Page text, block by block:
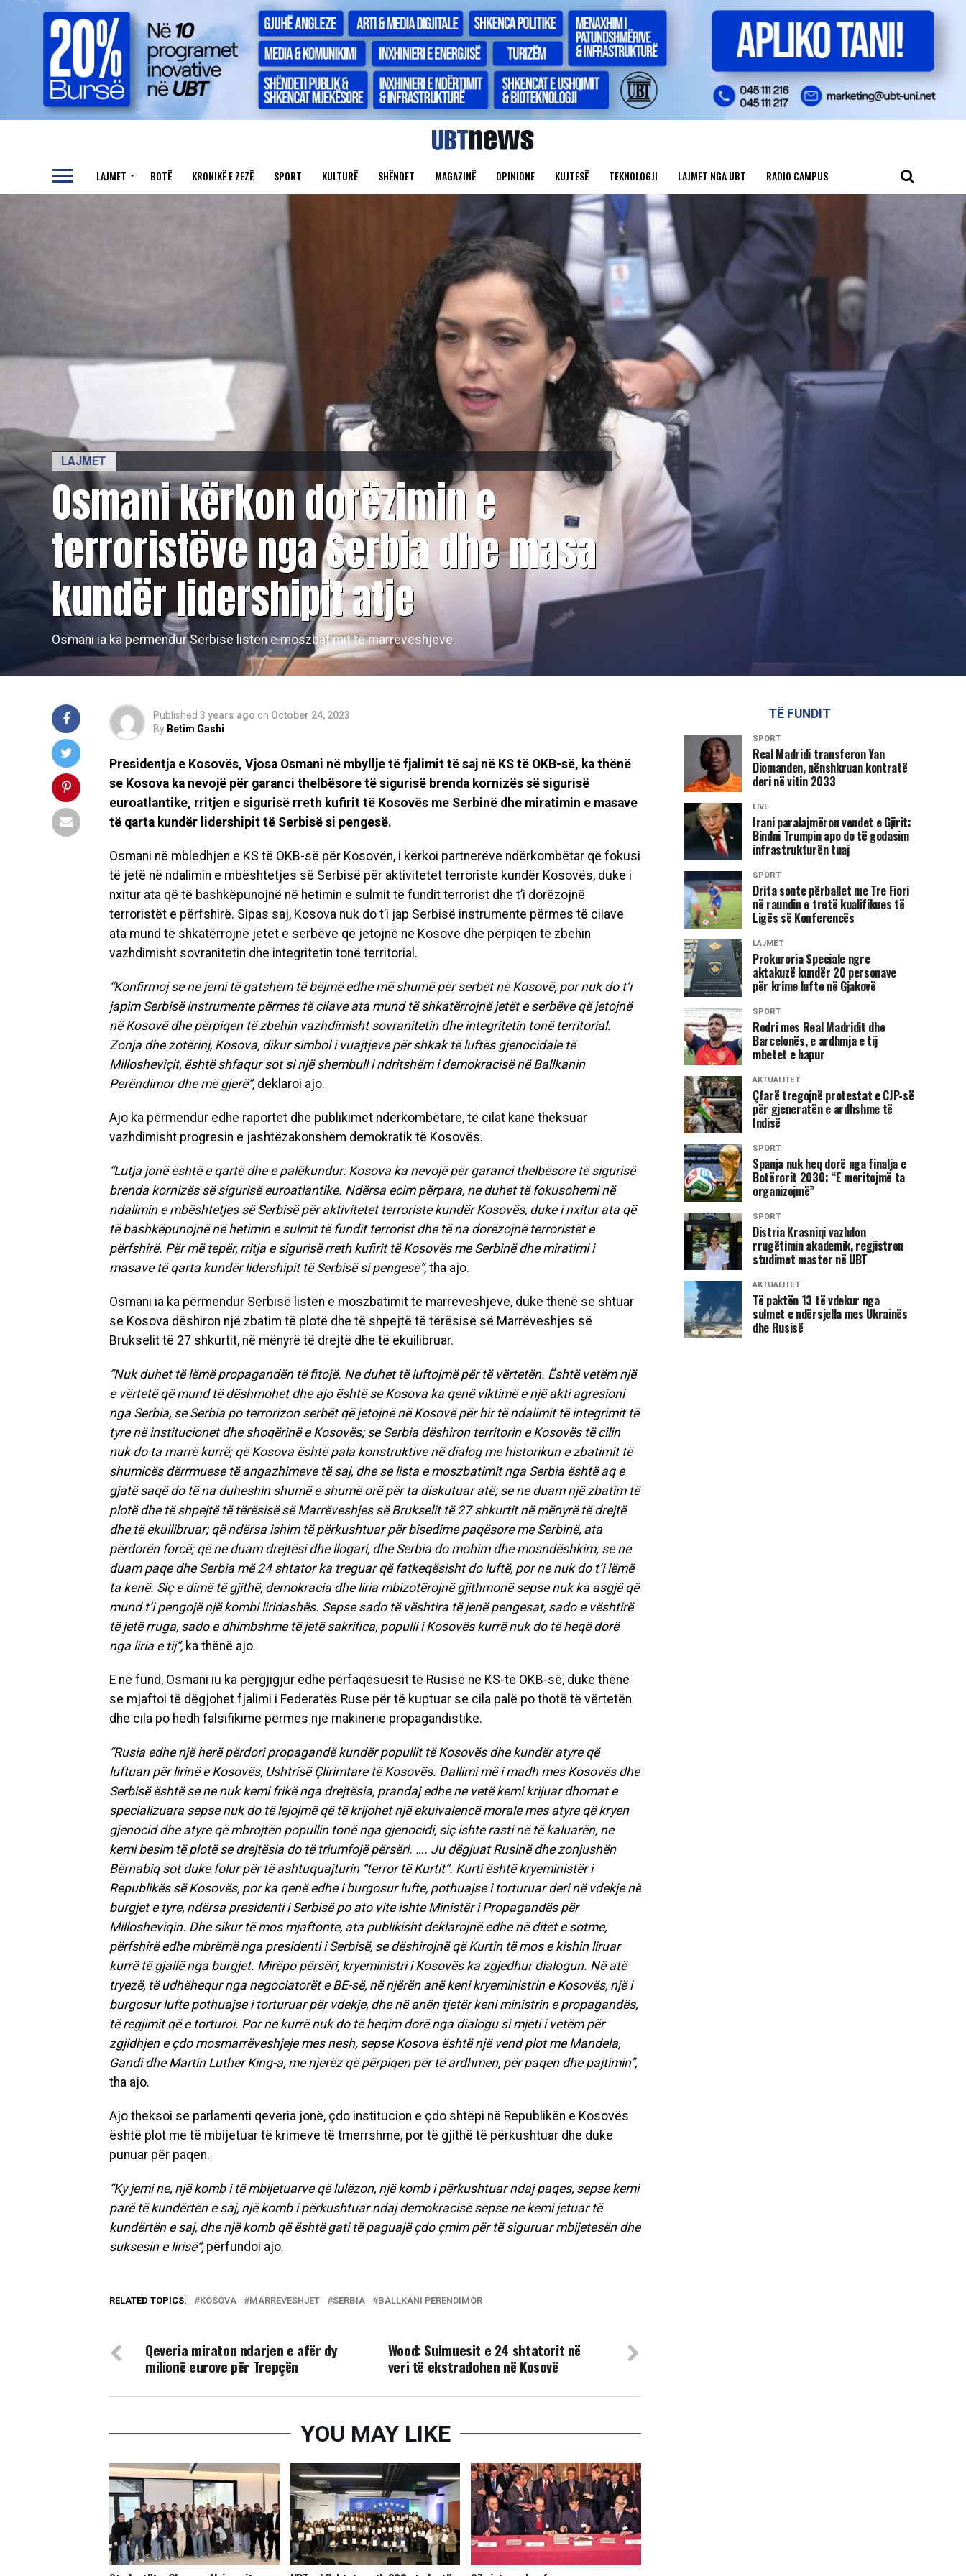
LAJMET BOTË KRONIKË E ZEZË SPORT KULTURË SHËNDET MAGAZINË OPINIONE KUJTESË TEKNOLOGJI LAJMET NGA UBT RADIO CAMPUS
LAJMET
​Osmani kërkon dorëzimin e
terroristëve nga Serbia dhe masa
kundër lidershipit atje
Osmani ia ka përmendur Serbisë listën e moszbatimit të marrëveshjeve.
Published 3 years ago on October 24, 2023
By Betim Gashi
Presidentja e Kosovës, Vjosa Osmani në mbyllje të fjalimit të saj në KS të OKB-së, ka thënë
se Kosova ka nevojë për garanci thelbësore të sigurisë brenda kornizës së sigurisë
euroatlantike, rritjen e sigurisë rreth kufirit të Kosovës me Serbinë dhe miratimin e masave
të qarta kundër lidershipit të Serbisë si pengesë.
Osmani në mbledhjen e KS të OKB-së për Kosovën, i kërkoi partnerëve ndërkombëtar që fokusi
të jetë në ndalimin e mbështetjes së Serbisë për aktivitetet terroriste kundër Kosovës, duke i
nxitur ata që të bashkëpunojnë në hetimin e sulmit të fundit terrorist dhe t’i dorëzojnë
terroristët e përfshirë. Sipas saj, Kosova nuk do t’i jap Serbisë instrumente përmes të cilave
ata mund të shkatërrojnë jetët e serbëve që jetojnë në Kosovë dhe përpiqen të zbehin
vazhdimisht sovranitetin dhe integritetin tonë territorial.
“Konfirmoj se ne jemi të gatshëm të bëjmë edhe më shumë për serbët në Kosovë, por nuk do t’i
japim Serbisë instrumente përmes të cilave ata mund të shkatërrojnë jetët e serbëve që jetojnë
në Kosovë dhe përpiqen të zbehin vazhdimisht sovranitetin dhe integritetin tonë territorial.
Zonja dhe zotërinj, Kosova, dikur simbol i vuajtjeve për shkak të luftës gjenocidale të
Millosheviçit, është shfaqur sot si një shembull i ndritshëm i demokracisë në Ballkanin
Perëndimor dhe më gjerë”, deklaroi ajo.
Ajo ka përmendur edhe raportet dhe publikimet ndërkombëtare, të cilat kanë theksuar
vazhdimisht progresin e jashtëzakonshëm demokratik të Kosovës.
“Lutja jonë është e qartë dhe e palëkundur: Kosova ka nevojë për garanci thelbësore të sigurisë
brenda kornizës së sigurisë euroatlantike. Ndërsa ecim përpara, ne duhet të fokusohemi në
ndalimin e mbështetjes së Serbisë për aktivitetet terroriste kundër Kosovës, duke i nxitur ata që
të bashkëpunojnë në hetimin e sulmit të fundit terrorist dhe të na dorëzojnë terroristët e
përfshirë. Për më tepër, rritja e sigurisë rreth kufirit të Kosovës me Serbinë dhe miratimi i
masave të qarta kundër lidershipit të Serbisë si pengesë”, tha ajo.
Osmani ia ka përmendur Serbisë listën e moszbatimit të marrëveshjeve, duke thënë se shtuar
se Kosova dëshiron një zbatim të plotë dhe të shpejtë të tërësisë së Marrëveshjes së
Brukselit të 27 shkurtit, në mënyrë të drejtë dhe të ekuilibruar.
“Nuk duhet të lëmë propagandën të fitojë. Ne duhet të luftojmë për të vërtetën. Është vetëm një
e vërtetë që mund të dëshmohet dhe ajo është se Kosova ka qenë viktimë e një akti agresioni
nga Serbia, se Serbia po terrorizon serbët që jetojnë në Kosovë për hir të ndalimit të integrimit të
tyre në institucionet dhe shoqërinë e Kosovës; se Serbia dëshiron territorin e Kosovës të cilin
nuk do ta marrë kurrë; që Kosova është pala konstruktive në dialog me historikun e zbatimit të
shumicës dërrmuese të angazhimeve të saj, dhe se lista e moszbatimit nga Serbia është aq e
gjatë saqë do të na duheshin shumë e shumë orë për ta diskutuar atë; se ne duam një zbatim të
plotë dhe të shpejtë të tërësisë së Marrëveshjes së Brukselit të 27 shkurtit në mënyrë të drejtë
dhe të ekuilibruar; që ndërsa ishim të përkushtuar për bisedime paqësore me Serbinë, ata
përdorën forcë; që ne duam drejtësi dhe llogari, dhe Serbia do mohim dhe mosndëshkim; se ne
duam paqe dhe Serbia më 24 shtator ka treguar që fatkeqësisht do luftë, por ne nuk do t’i lëmë
ta kenë. Siç e dimë të gjithë, demokracia dhe liria mbizotërojnë gjithmonë sepse nuk ka asgjë që
mund t’i pengojë një kombi liridashës. Sepse sado të vështira të jenë pengesat, sado e vështirë
të jetë rruga, sado e dhimbshme të jetë sakrifica, populli i Kosovës kurrë nuk do të heqë dorë
nga liria e tij”, ka thënë ajo.
E në fund, Osmani iu ka përgjigjur edhe përfaqësuesit të Rusisë në KS-të OKB-së, duke thënë
se mjaftoi të dëgjohet fjalimi i Federatës Ruse për të kuptuar se cila palë po thotë të vërtetën
dhe cila po hedh falsifikime përmes një makinerie propagandistike.
“Rusia edhe një herë përdori propagandë kundër popullit të Kosovës dhe kundër atyre që
luftuan për lirinë e Kosovës, Ushtrisë Çlirimtare të Kosovës. Dallimi më i madh mes Kosovës dhe
Serbisë është se ne nuk kemi frikë nga drejtësia, prandaj edhe ne vetë kemi krijuar dhomat e
specializuara sepse nuk do të lejojmë që të krijohet një ekuivalencë morale mes atyre që kryen
gjenocid dhe atyre që mbrojtën popullin tonë nga gjenocidi, siç ishte rasti në të kaluarën, ne
kemi besim të plotë se drejtësia do të triumfojë përsëri. …. Ju dëgjuat Rusinë dhe zonjushën
Bërnabiq sot duke folur për të ashtuquajturin “terror të Kurtit”. Kurti është kryeministër i
Republikës së Kosovës, por ka qenë edhe i burgosur lufte, pothuajse i torturuar deri në vdekje në
burgjet e tyre, ndërsa presidenti i Serbisë po ato vite ishte Ministër i Propagandës për
Millosheviqin. Dhe sikur të mos mjaftonte, ata publikisht deklarojnë edhe në ditët e sotme,
përfshirë edhe mbrëmë nga presidenti i Serbisë, se dëshirojnë që Kurtin të mos e kishin liruar
kurrë të gjallë nga burgjet. Mirëpo përsëri, kryeministri i Kosovës ka zgjedhur dialogun. Në atë
tryezë, të udhëhequr nga negociatorët e BE-së, në njërën anë keni kryeministrin e Kosovës, një i
burgosur lufte pothuajse i torturuar për vdekje, dhe në anën tjetër keni ministrin e propagandës,
të regjimit që e torturoi. Por ne kurrë nuk do të heqim dorë nga dialogu si mjeti i vetëm për
zgjidhjen e çdo mosmarrëveshjeje mes nesh, sepse Kosova është një vend plot me Mandela,
Gandi dhe Martin Luther King-a, me njerëz që përpiqen për të ardhmen, për paqen dhe pajtimin”,
tha ajo.
Ajo theksoi se parlamenti qeveria jonë, çdo institucion e çdo shtëpi në Republikën e Kosovës
është plot me të mbijetuar të krimeve të tmerrshme, por të gjithë të përkushtuar dhe duke
punuar për paqen.
“Ky jemi ne, një komb i të mbijetuarve që lulëzon, një komb i përkushtuar ndaj paqes, sepse kemi
parë të kundërtën e saj, një komb i përkushtuar ndaj demokracisë sepse ne kemi jetuar të
kundërtën e saj, dhe një komb që është gati të paguajë çdo çmim për të siguruar mbijetesën dhe
suksesin e lirisë”, përfundoi ajo.
RELATED TOPICS: KOSOVA MARREVESHJET SERBIA BALLKANI PERENDIMOR
​Wood: Sulmuesit e 24 shtatorit në
veri të ekstradohen në Kosovë
​Qeveria miraton ndarjen e afër dy
milionë eurove për Trepçën
YOU MAY LIKE
TË FUNDIT
SPORT
Real Madridi transferon Yan
Diomanden, nënshkruan kontratë
deri në vitin 2033
LIVE
Irani paralajmëron vendet e Gjirit:
Bindni Trumpin apo do të godasim
infrastrukturën tuaj
SPORT
Drita sonte përballet me Tre Fiori
në raundin e tretë kualifikues të
Ligës së Konferencës
LAJMET
Prokuroria Speciale ngre
aktakuzë kundër 20 personave
për krime lufte në Gjakovë
SPORT
Rodri mes Real Madridit dhe
Barcelonës, e ardhmja e tij
mbetet e hapur
AKTUALITET
Çfarë tregojnë protestat e CJP-së
për gjeneratën e ardhshme të
Indisë
SPORT
Spanja nuk heq dorë nga finalja e
Botërorit 2030: “E meritojmë ta
organizojmë”
SPORT
Distria Krasniqi vazhdon
rrugëtimin akademik, regjistron
studimet master në UBT
AKTUALITET
Të paktën 13 të vdekur nga
sulmet e ndërsjella mes Ukrainës
dhe Rusisë